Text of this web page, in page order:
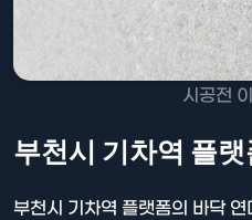
시공전
부천시 기차역 플
부천시 기차역 플랫폼의 바닥